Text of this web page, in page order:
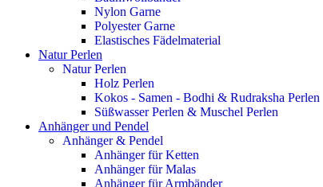
Nylon Garne
Polyester Garne
Elastisches Fädelmaterial
Natur Perlen
Natur Perlen
Holz Perlen
Kokos - Samen - Bodhi & Rudraksha Perlen
Süßwasser Perlen & Muschel Perlen
Anhänger und Pendel
Anhänger & Pendel
Anhänger für Ketten
Anhänger für Malas
Anhänger für Armbänder